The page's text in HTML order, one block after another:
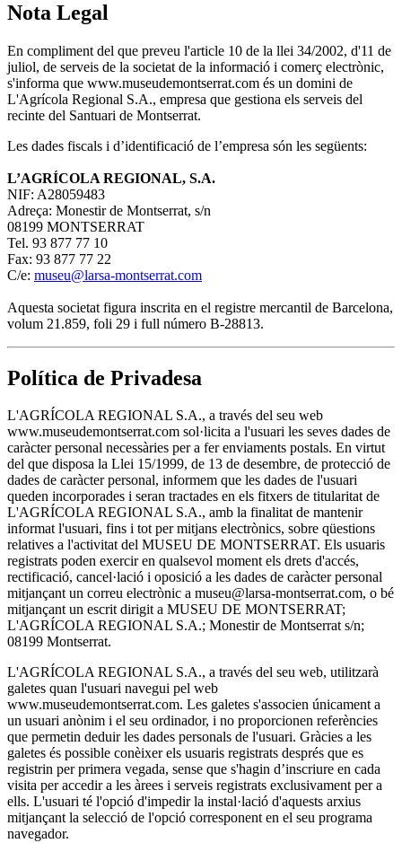
Nota Legal
En compliment del que preveu l'article 10 de la llei 34/2002, d'11 de
juliol, de serveis de la societat de la informació i comerç electrònic,
s'informa que www.museudemontserrat.com és un domini de
L'Agrícola Regional S.A., empresa que gestiona els serveis del
recinte del Santuari de Montserrat.
Les dades fiscals i d’identificació de l’empresa són les següents:
L’AGRÍCOLA REGIONAL, S.A.
NIF: A28059483
Adreça: Monestir de Montserrat, s/n
08199 MONTSERRAT
Tel. 93 877 77 10
Fax: 93 877 77 22
C/e: museu@larsa-montserrat.com
Aquesta societat figura inscrita en el registre mercantil de Barcelona,
volum 21.859, foli 29 i full número B-28813.
Política de Privadesa
L'AGRÍCOLA REGIONAL S.A., a través del seu web
www.museudemontserrat.com sol·licita a l'usuari les seves dades de
caràcter personal necessàries per a fer enviaments postals. En virtut
del que disposa la Llei 15/1999, de 13 de desembre, de protecció de
dades de caràcter personal, informem que les dades de l'usuari
queden incorporades i seran tractades en els fitxers de titularitat de
L'AGRÍCOLA REGIONAL S.A., amb la finalitat de mantenir
informat l'usuari, fins i tot per mitjans electrònics, sobre qüestions
relatives a l'activitat del MUSEU DE MONTSERRAT. Els usuaris
registrats poden exercir en qualsevol moment els drets d'accés,
rectificació, cancel·lació i oposició a les dades de caràcter personal
mitjançant un correu electrònic a museu@larsa-montserrat.com, o bé
mitjançant un escrit dirigit a MUSEU DE MONTSERRAT;
L'AGRÍCOLA REGIONAL S.A.; Monestir de Montserrat s/n;
08199 Montserrat.
L'AGRÍCOLA REGIONAL S.A., a través del seu web, utilitzarà
galetes quan l'usuari navegui pel web
www.museudemontserrat.com. Les galetes s'associen únicament a
un usuari anònim i el seu ordinador, i no proporcionen referències
que permetin deduir les dades personals de l'usuari. Gràcies a les
galetes és possible conèixer els usuaris registrats després que es
registrin per primera vegada, sense que s'hagin d’inscriure en cada
visita per accedir a les àrees i serveis registrats exclusivament per a
ells. L'usuari té l'opció d'impedir la instal·lació d'aquests arxius
mitjançant la selecció de l'opció corresponent en el seu programa
navegador.